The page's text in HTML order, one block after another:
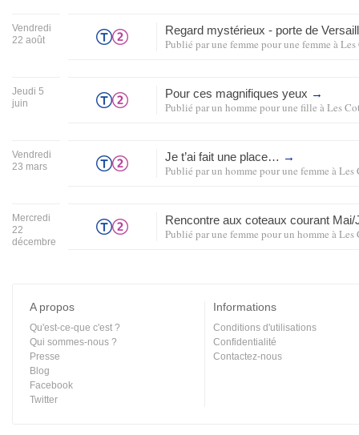
Vendredi
22 août
Regard mystérieux - porte de
Publié parune femme pour une femme àLes
Jeudi 5
juin
Pour ces magnifiques yeux →
Publié parun homme pour une fille àLes
Vendredi
23 mars
Je t’ai fait une place… →
Publié parun homme pour une femme àLes
Mercredi
22
décembre
Rencontre aux coteaux courant
Publié parune femme pour un homme àLes
A propos
Qu'est-ce-que c'est ?
Qui sommes-nous ?
Presse
Blog
Facebook
Twitter
Informations
Conditions d'utilisations
Confidentialité
Contactez-nous